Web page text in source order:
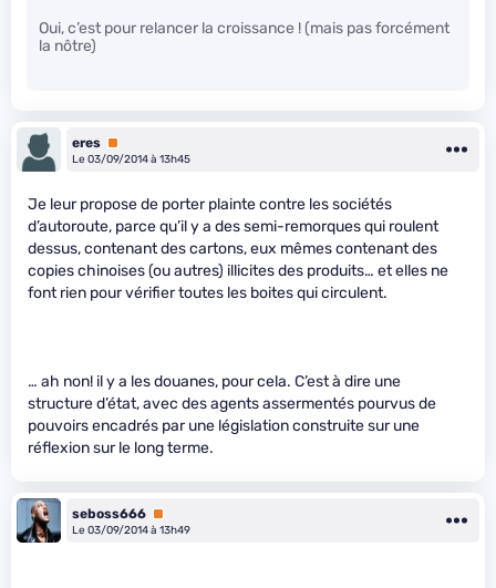
Oui, c’est pour relancer la croissance ! (mais pas forcément
la nôtre)
eres Premium
Le 03/09/2014 à 13h45
Je leur propose de porter plainte contre les sociétés
d’autoroute, parce qu’il y a des semi-remorques qui roulent
dessus, contenant des cartons, eux mêmes contenant des
copies chinoises (ou autres) illicites des produits… et elles ne
font rien pour vérifier toutes les boites qui circulent.
… ah non! il y a les douanes, pour cela. C’est à dire une
structure d’état, avec des agents assermentés pourvus de
pouvoirs encadrés par une législation construite sur une
réflexion sur le long terme.
seboss666 Premium
Le 03/09/2014 à 13h49